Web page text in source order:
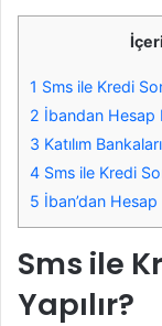
1 Sms ile Kredi
2 İbandan Hesap
3 Katılım
4 Sms ile Kredi
5 İban’dan
Sms ile
Yapılır?